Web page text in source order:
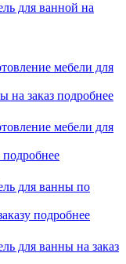
на заказ подробнее
подробнее
подробнее